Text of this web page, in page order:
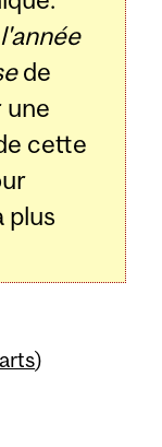
de
une
cette
plus
)